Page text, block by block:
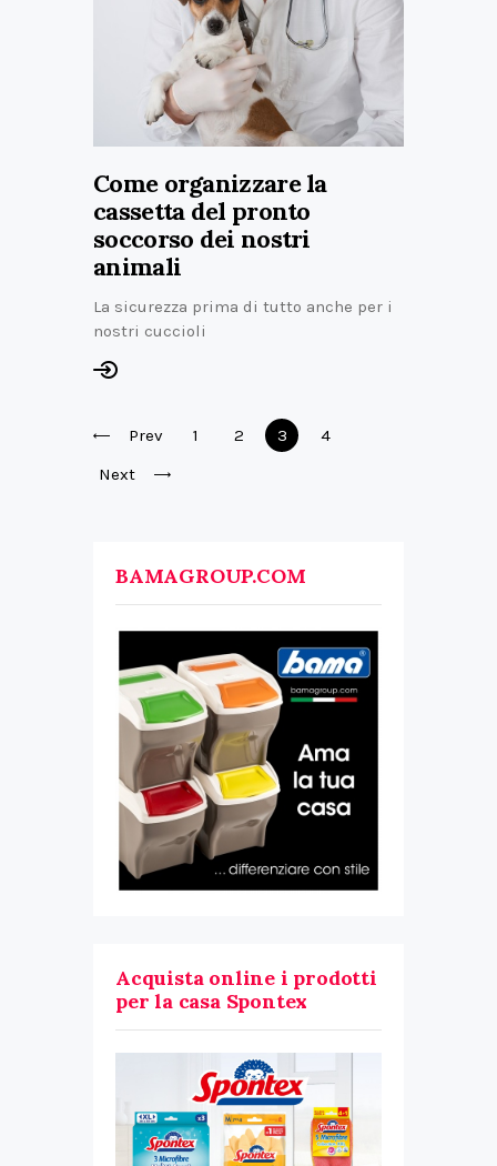
Come organizzare la
cassetta del pronto
soccorso dei nostri
animali
La sicurezza prima di tutto anche per i
nostri cuccioli
Prev 1 2 3
4
Next
BAMAGROUP.COM
Acquista online i prodotti
per la casa Spontex